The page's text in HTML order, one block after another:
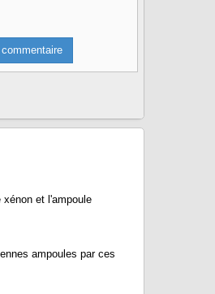
et l'ampoule
ampoules par ces